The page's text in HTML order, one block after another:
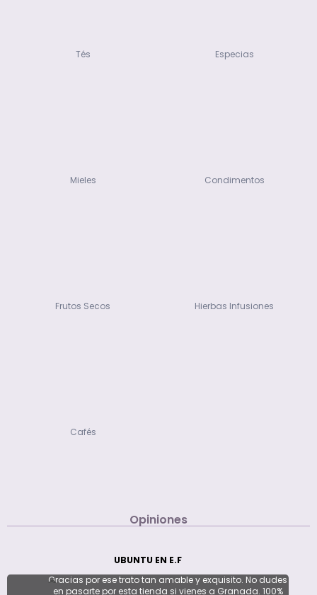
Tés Especias
Mieles Condimentos
Frutos Secos Hierbas Infusiones
Cafés
Opiniones
UBUNTU EN E.F
Gracias por ese trato tan amable y exquisito. No dudes
en pasarte por esta tienda si vienes a Granada. 100%